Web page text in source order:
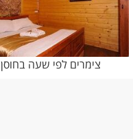
צימרים לפי שעה בחוסן